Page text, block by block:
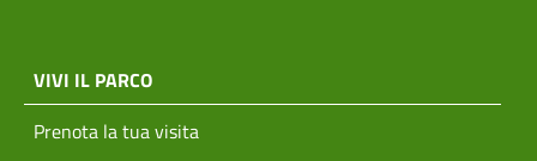
menu top footer
VIVI IL PARCO
Prenota la tua visita